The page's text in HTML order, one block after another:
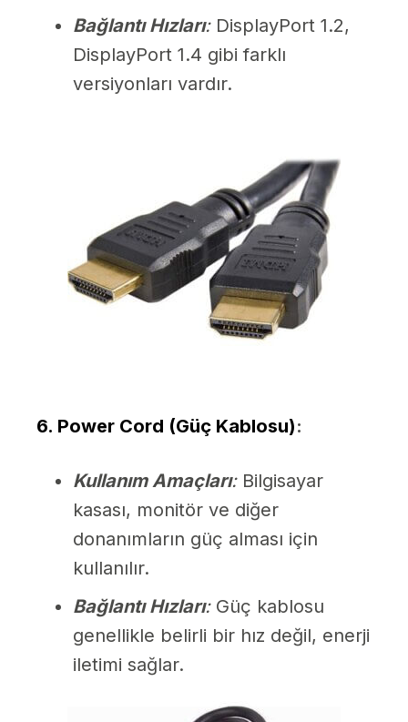
Bağlantı Hızları:DisplayPort 1.2,
DisplayPort 1.4 gibi farklı
versiyonları vardır.
6. Power Cord (Güç Kablosu):
Kullanım Amaçları:Bilgisayar
kasası, monitör ve diğer
donanımların güç alması için
kullanılır.
Bağlantı Hızları:Güç kablosu
genellikle belirli bir hız değil, enerji
iletimi sağlar.